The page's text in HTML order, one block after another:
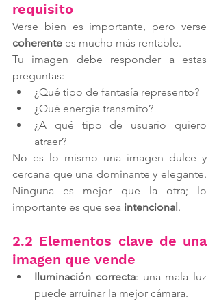
requisito
coherente es mucho más rentable.
Tu imagen debe responder a estas
preguntas:
¿Qué tipo de fantasía represento?
¿Qué energía transmito?
¿A qué tipo de usuario quiero
atraer?
No es lo mismo una imagen dulce y
cercana que una dominante y elegante.
Ninguna es mejor que la otra; lo
importante es que sea intencional .
2.2 Elementos clave de una
imagen que vende
Iluminación correcta: una mala luz
puede arruinar la mejor cámara.